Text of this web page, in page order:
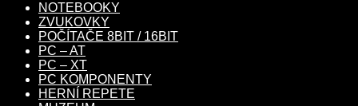
NOTEBOOKY
ZVUKOVKY
POČÍTAČE 8BIT / 16BIT
PC – AT
PC – XT
PC KOMPONENTY
HERNÍ REPETE